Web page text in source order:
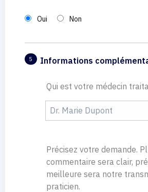
Oui Non
5 Informations
Qui est votre médecin
Précisez votre demande.
commentaire sera clair,
meilleure sera notre
praticien.